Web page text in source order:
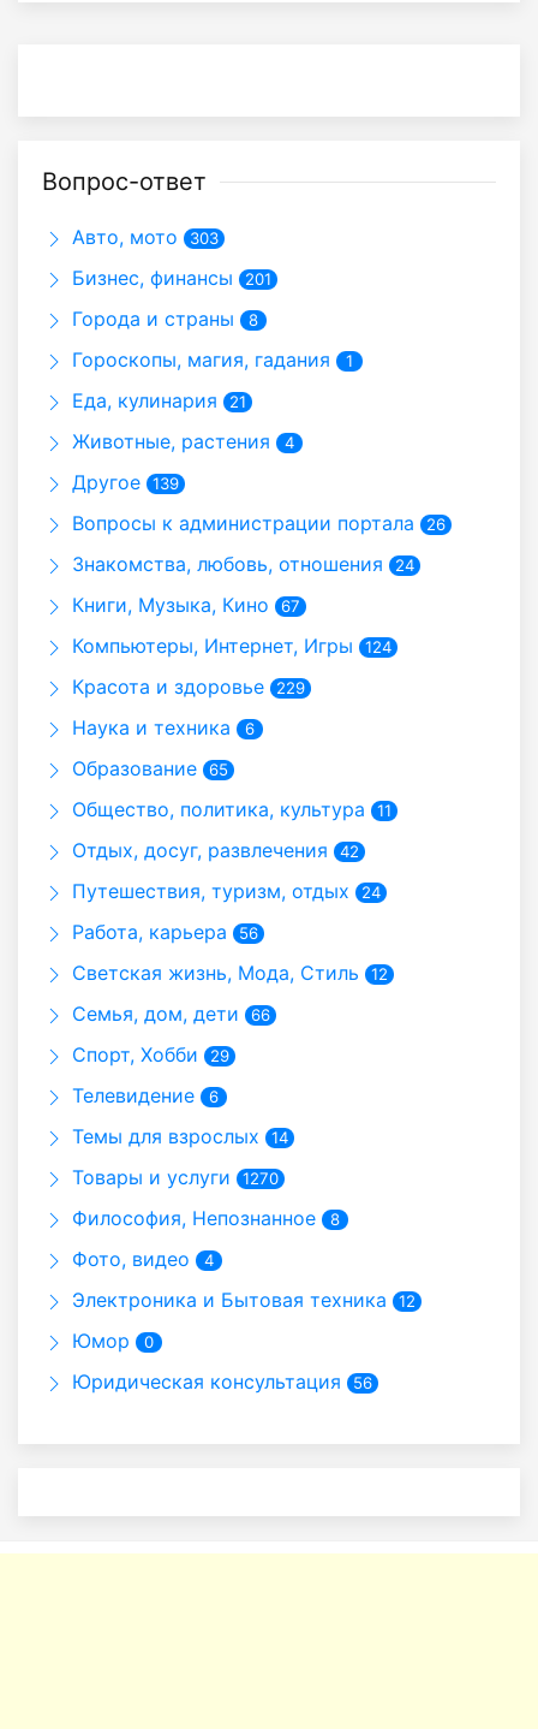
Вопрос-ответ
Авто, мото 303
Бизнес, финансы 201
Города и страны 8
Гороскопы, магия, гадания 1
Еда, кулинария 21
Животные, растения 4
Другое 139
Вопросы к администрации портала 26
Знакомства, любовь, отношения 24
Книги, Музыка, Кино 67
Компьютеры, Интернет, Игры 124
Красота и здоровье 229
Наука и техника 6
Образование 65
Общество, политика, культура 11
Отдых, досуг, развлечения 42
Путешествия, туризм, отдых 24
Работа, карьера 56
Светская жизнь, Мода, Стиль 12
Семья, дом, дети 66
Спорт, Хобби 29
Телевидение 6
Темы для взрослых 14
Товары и услуги 1270
Философия, Непознанное 8
Фото, видео 4
Электроника и Бытовая техника 12
Юмор 0
Юридическая консультация 56